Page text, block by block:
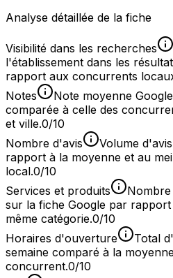
Analyse détaillée de la fiche
Visibilité dans les recherches
l'établissement dans les
rapport aux concurrents
Notes
Note moyenne
comparée à celle des
et ville.0/10
Nombre d'avis
Volume
rapport à la moyenne et au
local.0/10
Services et produits
Nombre
sur la fiche Google par
même catégorie.0/10
Horaires d'ouverture
Total
semaine comparé à la
concurrent.0/10